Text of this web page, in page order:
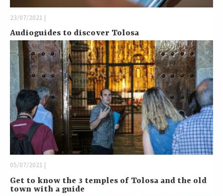
23/07/2021 |
Audioguides to discover Tolosa
05/07/2021 |
Get to know the 3 temples of Tolosa and the old
town with a guide